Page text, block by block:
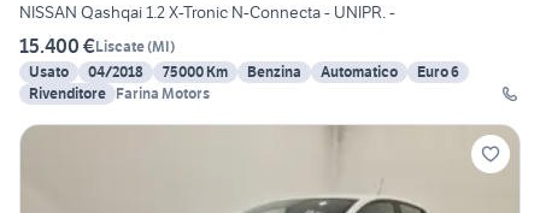
NISSAN Qashqai 1.2 X-Tronic N-Connecta - UNIPR. -
15.400 €Liscate(MI)
Usato
04/2018 75000 Km Benzina Automatico
Euro 6
Rivenditore Farina Motors